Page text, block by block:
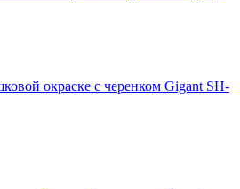
окраске с черенком Gigant SH-